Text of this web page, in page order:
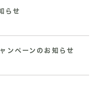
らせ
ンペーンのお知らせ